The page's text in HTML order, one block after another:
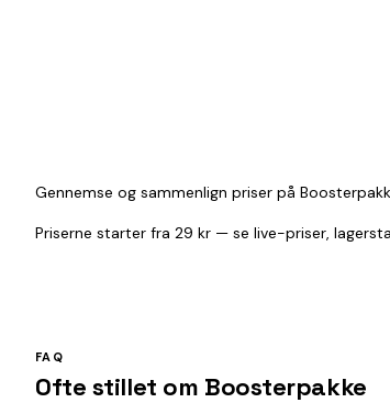
Gennemse og sammenlign priser på
Priserne starter fra 29 kr — se live-priser,
FAQ
Ofte stillet om Boosterpakke